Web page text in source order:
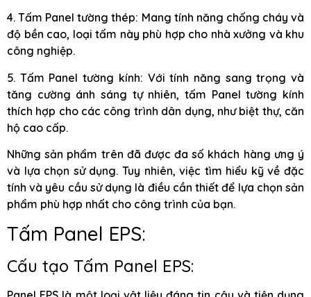
4. Tấm Panel tường thép: Mang tính năng chống cháy và
độ bền cao, loại tấm này phù hợp cho nhà xưởng và khu
công nghiệp.
5. Tấm Panel tường kính: Với tính năng sang trọng và
tăng cường ánh sáng tự nhiên, tấm Panel tường kính
thích hợp cho các công trình dân dụng, như biệt thự, căn
hộ cao cấp.
Những sản phẩm trên đã được đa số khách hàng ưng ý
và lựa chọn sử dụng. Tuy nhiên, việc tìm hiểu kỹ về đặc
tính và yêu cầu sử dụng là điều cần thiết để lựa chọn sản
phẩm phù hợp nhất cho công trình của bạn.
Tấm Panel EPS:
Cấu tạo Tấm Panel EPS: